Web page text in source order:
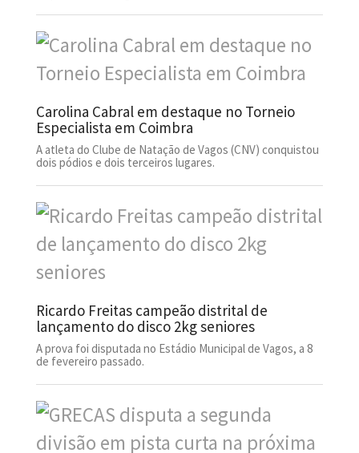
Carolina Cabral em destaque no Torneio
Especialista em Coimbra
A atleta do Clube de Natação de Vagos (CNV) conquistou
dois pódios e dois terceiros lugares.
Ricardo Freitas campeão distrital de
lançamento do disco 2kg seniores
A prova foi disputada no Estádio Municipal de Vagos, a 8
de fevereiro passado.